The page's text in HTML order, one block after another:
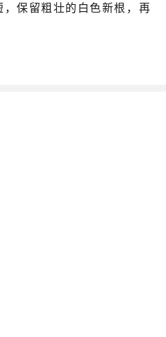
保留粗壮的白色新根，再